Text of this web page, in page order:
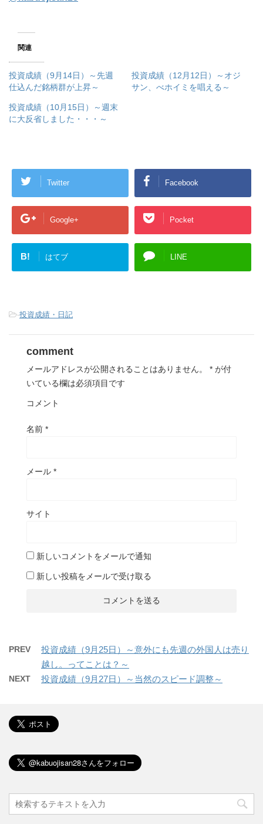
関連
投資成績（9月14日）～先週
仕込んだ銘柄群が上昇～
投資成績（12月12日）～オジ
サン、べホイミを唱える～
投資成績（10月15日）～週末
に大反省しました・・・～
Twitter Facebook
Google+ Pocket
B! はてブ LINE
-投資成績・日記
comment
メールアドレスが公開されることはありません。 * が付
いている欄は必須項目です
コメント
名前 *
メール *
サイト
新しいコメントをメールで通知
新しい投稿をメールで受け取る
PREV
投資成績（9月25日）～意外にも先週の外国人は売り
越し。ってことは？～
NEXT 投資成績（9月27日）～当然のスピード調整～